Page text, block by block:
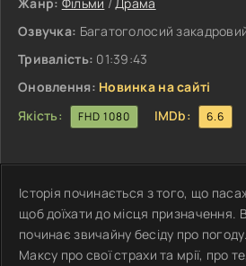
Озвучка: Багатоголосий
Тривалість: 01:39:43
Оновлення: Новинка на сайті
Якість:
FHD 1080 IMDb: 6.6
Історія починається з того, що
щоб доїхати до місця призначення.
починає звичайну бесіду про
Максу про свої страхи та мрії, про